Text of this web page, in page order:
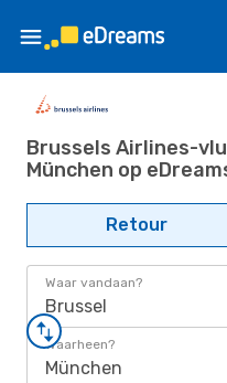
Brussels Airlines-
München op
Retour
Waar vandaan?
Brussel
Waarheen?
München